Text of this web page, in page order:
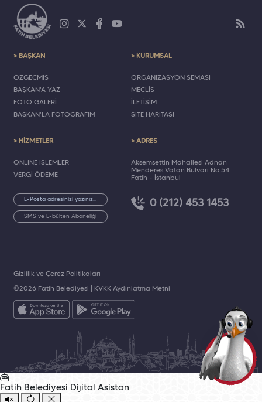
> BAŞKAN
ÖZGEÇMİŞ
BAŞKAN'A YAZ
FOTO GALERİ
BAŞKAN'LA FOTOĞRAFIM
> KURUMSAL
ORGANİZASYON ŞEMASI
MECLİS
İLETİŞİM
SİTE HARİTASI
> HİZMETLER
ONLINE İŞLEMLER
VERGİ ÖDEME
SMS ve E-bülten Aboneliği
> ADRES
Akşemsettin Mahallesi Adnan
Menderes Vatan Bulvarı No:54
Fatih - İstanbul
0 (212) 453 1453
©2026 Fatih Belediyesi | KVKK Aydınlatma Metni
Gizlilik ve Çerez Politikaları
Fatih Belediyesi Dijital Asistan